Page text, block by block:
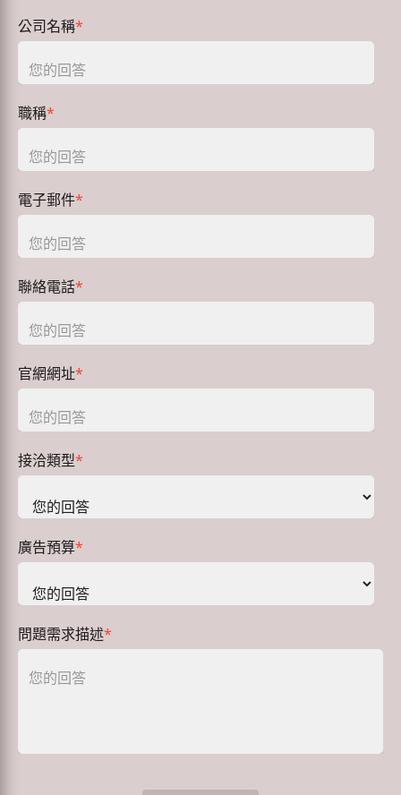
公司名稱*
職稱*
電子郵件*
聯絡電話*
官網網址*
接洽類型*
廣告預算*
問題需求描述*